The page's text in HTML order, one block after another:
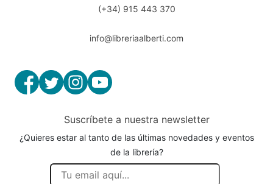
(+34) 915 443 370
info@libreriaalberti.com
Suscríbete a nuestra newsletter
¿Quieres estar al tanto de las últimas novedades y eventos
de la librería?